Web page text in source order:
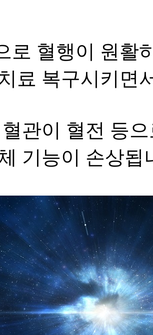
로 혈행이 원활
료 복구시키면
혈관이 혈전 등
기능이 손상됩